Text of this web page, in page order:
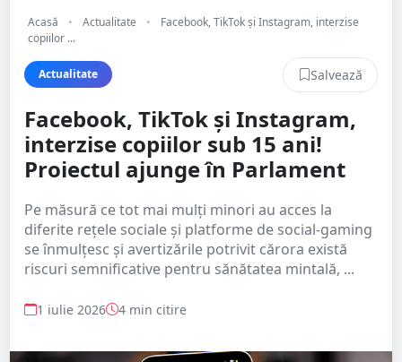
Acasă • Actualitate •
Facebook, TikTok și Instagram, interzise
copiilor ...
Actualitate Salvează
Facebook, TikTok și Instagram,
interzise copiilor sub 15 ani!
Proiectul ajunge în Parlament
Pe măsură ce tot mai mulți minori au acces la
diferite rețele sociale și platforme de social-gaming
se înmulțesc și avertizările potrivit cărora există
riscuri semnificative pentru sănătatea mintală, ...
1 iulie 2026 4 min citire